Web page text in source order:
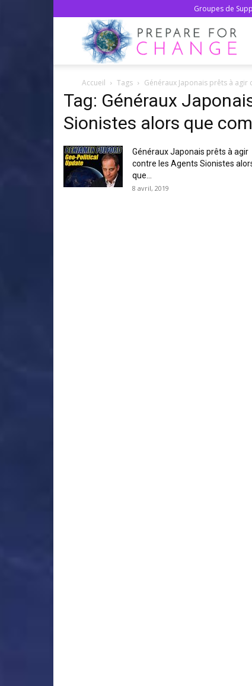
Groupes de
Accueil Tags Généraux Japonais prêts à agir
Tag: Généraux
Sionistes alors que
Généraux Japonais prêts à agir
contre les Agents Sionistes
que...
8 avril, 2019